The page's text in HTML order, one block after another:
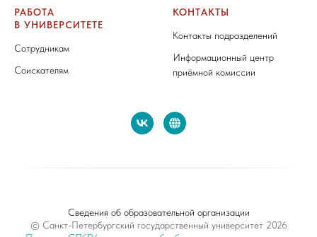
РАБОТА
В УНИВЕРСИТЕТЕ
Сотрудникам
Соискателям
КОНТАКТЫ
Контакты подразделений
Информационный центр
приёмной комиссии
Сведения об образовательной организации
© Санкт-Петербургский государственный университет 2026